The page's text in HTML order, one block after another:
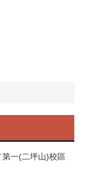
第一(二坪山)校區